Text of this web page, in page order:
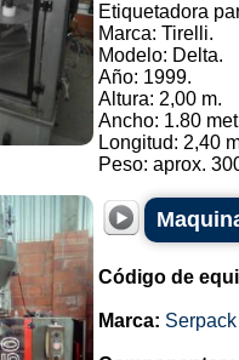
Etiquetadora
Marca: Tirelli.
Modelo: Delta.
Año: 1999.
Altura: 2,00 m.
Ancho: 1.80
Longitud: 2,40
Peso: aprox.
Código de
Marca: Serpack